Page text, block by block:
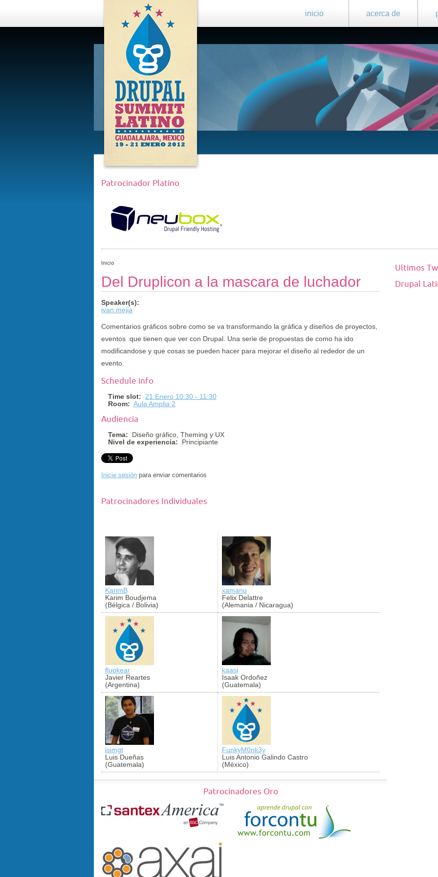
inicio acerca de
DRUPAL
SUMMIT
LATINO,
GUADALAJARA
2012
Patrocinador Platino
Inicio
Del Druplicon a la mascara de luchador
Speaker(s):
ivan mejia
Comentarios gráficos sobre como se va transformando la gráfica y diseños de proyectos,
eventos que tienen que ver con Drupal. Una serie de propuestas de como ha ido
modificandose y que cosas se pueden hacer para mejorar el diseño al rededor de un
evento.
Schedule info
Time slot:
21 Enero 10:30 - 11:30
Room: Aula Amplia 2
Audiencia
Tema:
Diseño gráfico, Theming y UX
Nivel de experiencia:
Principiante
Inicie sesión para enviar comentarios
Patrocinadores Individuales
KarimB
Karim Boudjema
(Bélgica / Bolivia)
xamanu
Felix Delattre
(Alemania / Nicaragua)
flupkear
Javier Reartes
(Argentina)
kaasi
Isaak Ordoñez
(Guatemala)
isimgt
Luis Dueñas
(Guatemala)
FunkyM0nk3y
Luis Antonio Galindo Castro
(México)
Patrocinadores Oro
Ultimos
Drupal